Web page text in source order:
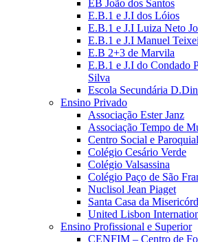
EB João dos Santos
E.B.1 e J.I dos Lóios
E.B.1 e J.I Luiza Neto
E.B.1 e J.I Manuel
E.B 2+3 de Marvila
E.B.1 e J.I do Condado
Silva
Escola Secundária
Ensino Privado
Associação Ester Janz
Associação Tempo de
Centro Social e
Colégio Cesário Verde
Colégio Valsassina
Colégio Paço de São
Nuclisol Jean Piaget
Santa Casa da
United Lisbon
Ensino Profissional e Superior
CENFIM – Centro de